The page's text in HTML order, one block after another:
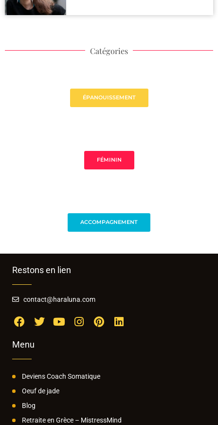
Catégories
ÉPANOUISSEMENT
FÉMININ
ACCOMPAGNEMENT
Restons en lien
contact@haraluna.com
Menu
Deviens Coach Somatique
Oeuf de jade
Blog
Retraite en Grèce – MistressMind